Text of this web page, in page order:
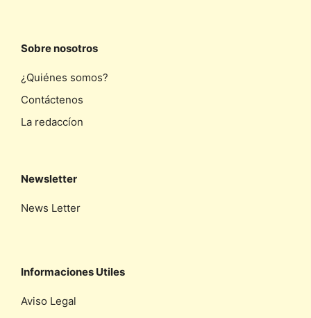
Sobre nosotros
¿Quiénes somos?
Contáctenos
La redaccíon
Newsletter
News Letter
Informaciones Utiles
Aviso Legal